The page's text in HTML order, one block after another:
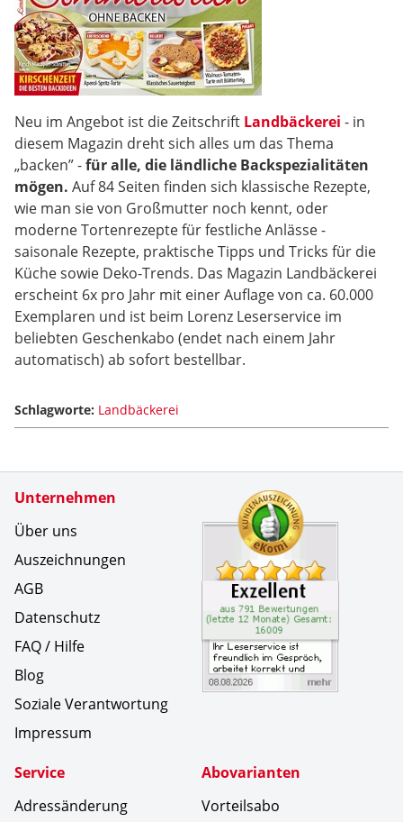
Neu im Angebot ist die Zeitschrift Landbäckerei - in
diesem Magazin dreht sich alles um das Thema
„backen” -für alle, die ländliche Backspezialitäten
mögen. Auf 84 Seiten finden sich klassische Rezepte,
wie man sie von Großmutter noch kennt, oder
moderne Tortenrezepte für festliche Anlässe -
saisonale Rezepte, praktische Tipps und Tricks für die
Küche sowie Deko-Trends. Das Magazin Landbäckerei
erscheint 6x pro Jahr mit einer Auflage von ca. 60.000
Exemplaren und ist beim Lorenz Leserservice im
beliebten Geschenkabo (endet nach einem Jahr
automatisch) ab sofort bestellbar.
Schlagworte: Landbäckerei
Unternehmen
Über uns
Auszeichnungen
AGB
Datenschutz
FAQ / Hilfe
Blog
Soziale Verantwortung
Impressum
Service
Adressänderung
Abovarianten
Vorteilsabo
Zertifikate